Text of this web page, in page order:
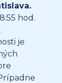
hod.
je